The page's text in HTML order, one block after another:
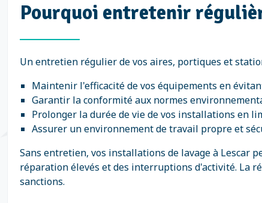
Pourquoi entretenir
Un entretien régulier de vos aires, portiques et
Maintenir l'efficacité de vos équipements en
Garantir la conformité aux normes
Prolonger la durée de vie de vos installations en
Assurer un environnement de travail propre et
Sans entretien, vos installations de lavage à Lescar
réparation élevés et des interruptions d'activité. La
sanctions.